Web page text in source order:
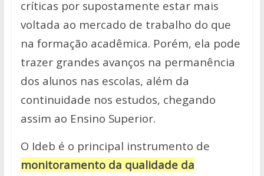
críticas por supostamente estar mais
voltada ao mercado de trabalho do que
na formação acadêmica. Porém, ela pode
trazer grandes avanços na permanência
dos alunos nas escolas, além da
continuidade nos estudos, chegando
assim ao Ensino Superior.
O Ideb é o principal instrumento de
monitoramento da qualidade da